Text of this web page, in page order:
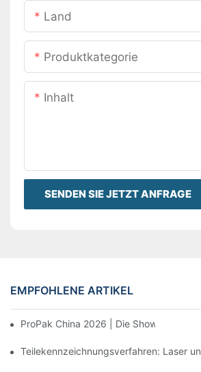
Land
Produktkategorie
Inhalt
SENDEN SIE JETZT ANFRAGE
EMPFOHLENE ARTIKEL
ProPak China 2026 | Die Show ist
Teilekennzeichnungsverfahren: Laser